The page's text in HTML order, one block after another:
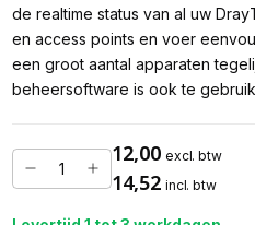
de realtime status van al uw
en access points en voer
een groot aantal apparaten
beheersoftware is ook te
12,00 excl. btw
14,52 incl. btw